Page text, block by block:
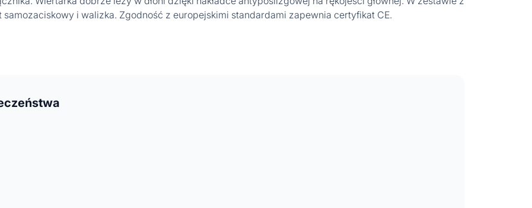
i walizka. Zgodność z europejskimi standardami zapewnia certyfikat CE.